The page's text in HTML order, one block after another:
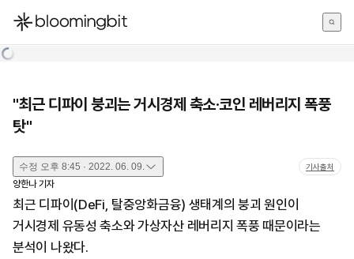
한국어
"최근 디파이 붕괴는 거시경제 축소·코인 레버리지 폭풍
탓"
수정 오후 8:45 · 2022. 06. 09. 기사출처
양한나 기자
최근 디파이(DeFi, 탈중앙화금융) 생태계의 붕괴 원인이
거시경제 유동성 축소와 가상자산 레버리지 폭풍 때문이라는
분석이 나왔다.